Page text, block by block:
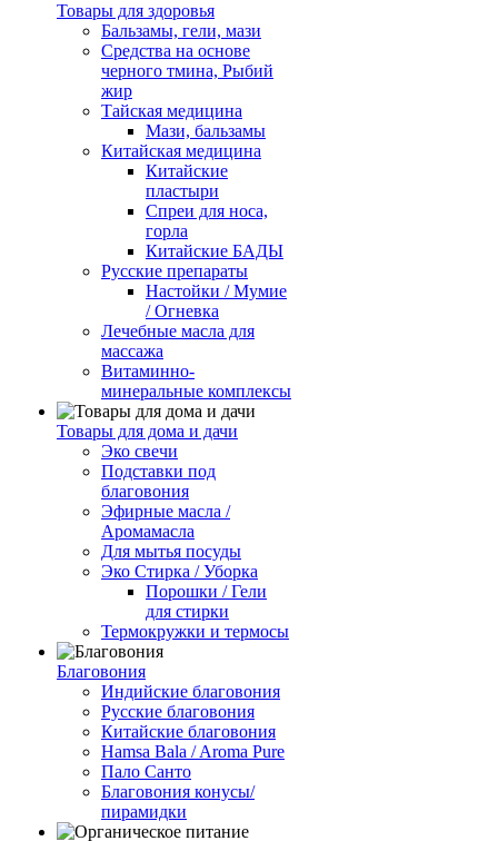
Товары для здоровья
Бальзамы, гели, мази
Средства на основе
черного тмина, Рыбий
жир
Тайская медицина
Мази, бальзамы
Китайская медицина
Китайские
пластыри
Спреи для носа,
горла
Китайские БАДЫ
Русские препараты
Настойки / Мумие
/ Огневка
Лечебные масла для
массажа
Витаминно-
минеральные комплексы
Товары для дома и дачи
Эко свечи
Подставки под
благовония
Эфирные масла /
Аромамасла
Для мытья посуды
Эко Стирка / Уборка
Порошки / Гели
для стирки
Термокружки и термосы
Благовония
Индийские благовония
Русские благовония
Китайские благовония
Hamsa Bala / Aroma Pure
Пало Санто
Благовония конусы/
пирамидки